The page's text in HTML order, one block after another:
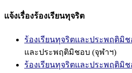
แจ้งเรื่องร้องเรียนทุจริต
ร้องเรียนทุจริตและประพฤติมิ
และประพฤติมิชอบ (จุฬาฯ)
ร้องเรียนทุจริตและประพฤติมิ